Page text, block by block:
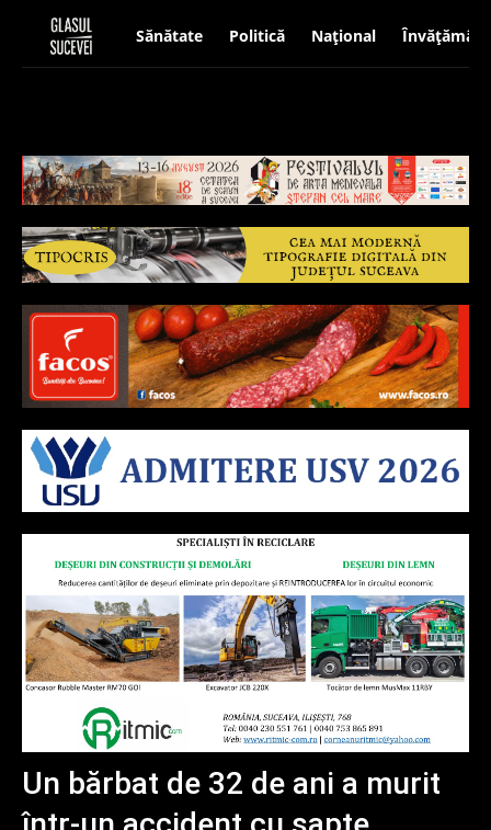
Sănătate Politică Național Învățământ
Un bărbat de 32 de ani a murit